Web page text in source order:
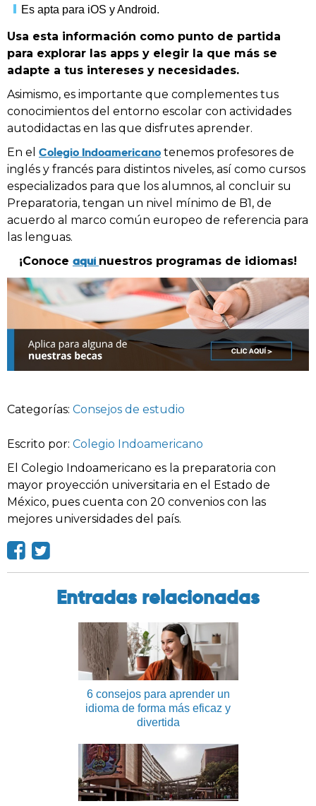
Es apta para iOS y Android.
Usa esta información como punto de partida
para explorar las apps y elegir la que más se
adapte a tus intereses y necesidades.
Asimismo, es importante que complementes tus
conocimientos del entorno escolar con actividades
autodidactas en las que disfrutes aprender.
En el Colegio Indoamericano tenemos profesores de
inglés y francés para distintos niveles, así como cursos
especializados para que los alumnos, al concluir su
Preparatoria, tengan un nivel mínimo de B1, de
acuerdo al marco común europeo de referencia para
las lenguas.
¡Conoce aquí nuestros programas de idiomas!
Categorías: Consejos de estudio
Escrito por: Colegio Indoamericano
El Colegio Indoamericano es la preparatoria con
mayor proyección universitaria en el Estado de
México, pues cuenta con 20 convenios con las
mejores universidades del país.
Entradas relacionadas
6 consejos para aprender un
idioma de forma más eficaz y
divertida